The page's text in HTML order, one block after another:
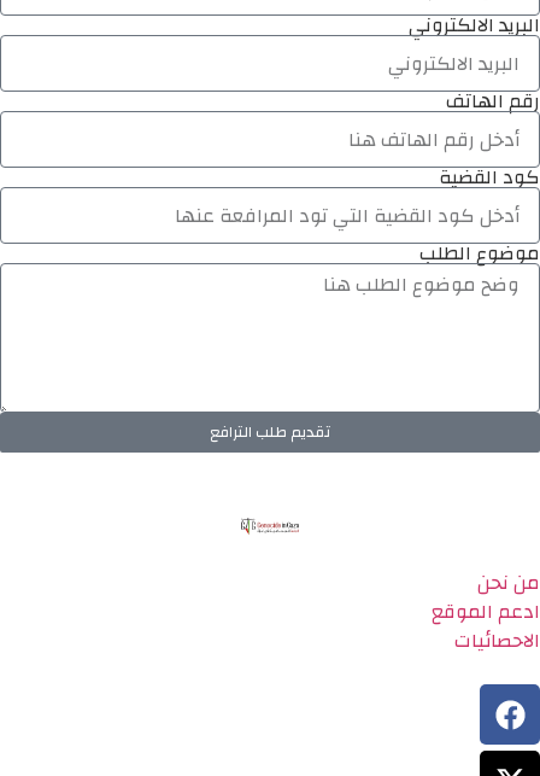
البريد الالكتروني
رقم الهاتف
كود القضية
موضوع الطلب
تقديم طلب الترافع
من نحن
ادعم الموقع
الاحصائيات